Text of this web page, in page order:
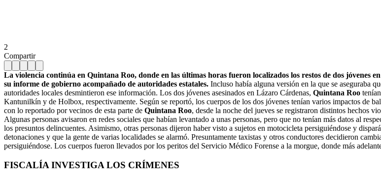
2
Compartir
La violencia continúa en Quintana Roo, donde en las últimas horas fueron localizados los restos de dos
su informe de gobierno acompañado de autoridades estatales. Incluso había alguna versión en la que se aseguraba
autoridades locales desmintieron ese información. Los dos jóvenes asesinados en Lázaro Cárdenas, Quintana Roo
Kantunilkín y de Holbox, respectivamente. Según se reportó, los cuerpos de los dos jóvenes tenían varios impactos de
con lo reportado por vecinos de esta parte de Quintana Roo, desde la noche del jueves se registraron distintos hechos
Algunas personas avisaron en redes sociales que habían levantado a unas personas, pero que no tenían más datos al
los presuntos delincuentes. Asimismo, otras personas dijeron haber visto a sujetos en motocicleta persiguiéndose y
detonaciones y que la gente de varias localidades se alarmó. Presuntamente taxistas y otros conductores decidieron
persiguiéndose. Los cuerpos fueron llevados por los peritos del Servicio Médico Forense a la morgue, donde más
FISCALÍA INVESTIGA LOS CRÍMENES